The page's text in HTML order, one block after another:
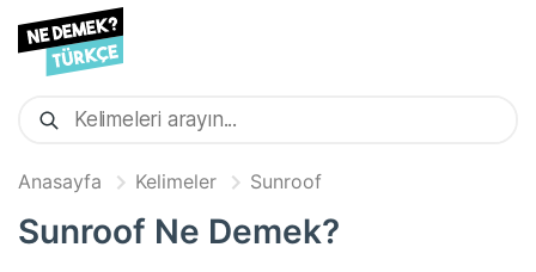
Anasayfa Kelimeler Sunroof
Sunroof Ne Demek?